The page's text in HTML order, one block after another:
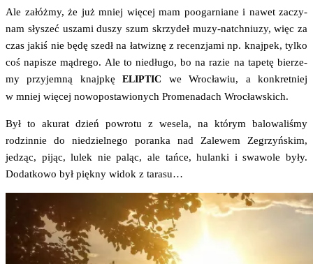
Ale załóż­my, że już mniej wię­cej mam poogar­nia­ne i nawet zaczy­
nam sły­szeć usza­mi duszy szum skrzy­deł muzy-natchniu­zy, więc za
czas jakiś nie będę szedł na łatwi­znę z recen­zja­mi np. knaj­pek, tyl­ko
coś napi­sze mądre­go. Ale to nie­dłu­go, bo na razie na tape­tę bie­rze­
my przy­jem­ną knajp­kęELIPTIC
we Wro­cła­wiu, a kon­kret­niej
w mniej wię­cej nowo­po­sta­wio­nych Pro­me­na­dach Wrocławskich.
Był to aku­rat dzień powro­tu z wese­la, na któ­rym balo­wa­li­śmy
rodzin­nie do nie­dziel­ne­go poran­ka nad Zale­wem Zegrzyń­skim,
jedząc, pijąc, lulek nie paląc, ale tań­ce, hulan­ki i swa­wo­le były.
Dodat­ko­wo był pięk­ny widok z tarasu…